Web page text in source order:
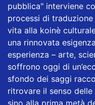
pubblica" interviene
processi di
vita alla koinè
una rinnovata
esperienza – arte,
soffrono oggi di
sfondo dei saggi
ritrovare il senso
sino alla prima metà